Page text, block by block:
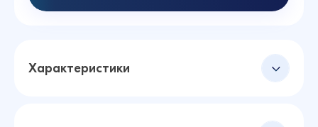
Характеристики